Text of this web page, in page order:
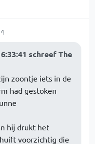
schreef The
zoontje iets in de
had gestoken
hij drukt het
voorzichtig die